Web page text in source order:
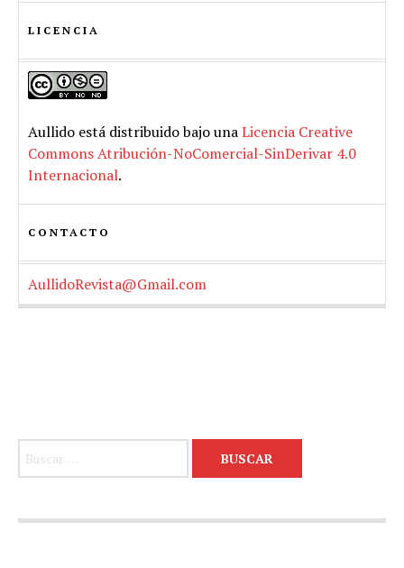
LICENCIA
Aullido está distribuido bajo unaLicencia Creative
Commons Atribución-NoComercial-SinDerivar 4.0
Internacional.
CONTACTO
AullidoRevista@Gmail.com